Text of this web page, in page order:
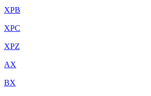
XPB
XPC
XPZ
AX
BX